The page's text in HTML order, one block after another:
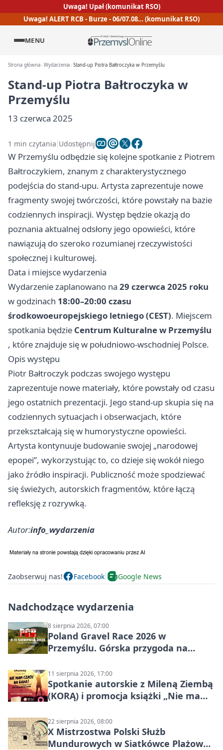
Uwaga! Upał (komunikat RSO)
Uwaga! ALERT RCB - Burze - 06/07.08… (komunikat RSO)
MENU
Strona główna Wydarzenia Stand-up Piotra Bałtroczyka w Przemyślu
Stand-up Piotra Bałtroczyka w
Przemyślu
13 czerwca 2025
1 min czytania Udostępnij
W Przemyślu odbędzie się kolejne spotkanie z Piotrem
Bałtroczykiem, znanym z charakterystycznego
podejścia do stand-upu. Artysta zaprezentuje nowe
fragmenty swojej twórczości, które powstały na bazie
codziennych inspiracji. Występ będzie okazją do
poznania aktualnej odsłony jego opowieści, które
nawiązują do szeroko rozumianej rzeczywistości
społecznej i kulturowej.
Data i miejsce wydarzenia
Wydarzenie zaplanowano na 29 czerwca 2025 roku
w godzinach 18:00–20:00 czasu
środkowoeuropejskiego letniego (CEST). Miejscem
spotkania będzie Centrum Kulturalne w Przemyślu
, które znajduje się w południowo-wschodniej Polsce.
Opis występu
Piotr Bałtroczyk podczas swojego występu
zaprezentuje nowe materiały, które powstały od czasu
jego ostatnich prezentacji. Jego stand-up skupia się na
codziennych sytuacjach i obserwacjach, które
przekształcają się w humorystyczne opowieści.
Artysta kontynuuje budowanie swojej „narodowej
epopei”, wykorzystując to, co dzieje się wokół niego
jako źródło inspiracji. Publiczność może spodziewać
się świeżych, autorskich fragmentów, które łączą
refleksję z rozrywką.
Autor:info_wydarzenia
Zaobserwuj nas! Facebook Google News
Nadchodzące wydarzenia
8 sierpnia 2026, 07:00
Poland Gravel Race 2026 w
Przemyślu. Górska przygoda na
11 sierpnia 2026, 17:00
Spotkanie autorskie z Mileną Ziembą
(KORĄ) i promocja książki „Nie mam
22 sierpnia 2026, 08:00
X Mistrzostwa Polski Służb
Mundurowych w Siatkówce Plażowej